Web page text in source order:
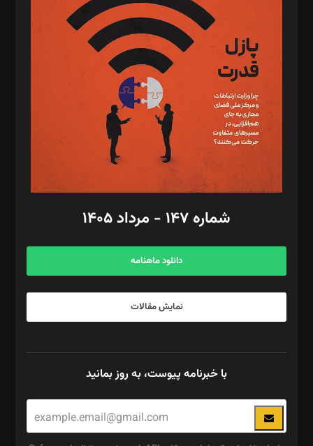
د‌بیر تحریریه آنلاین: بابک نقاش
تحریریه‌: مجتبی محمود‌ی، آرش برهمند، یسنا امان‌پور، سروش کرمیان،
مصطفی مسجدی آرانی، ابوالفضل رجبی، زهرا فکرانه، فائزه فتحی
رستمی،مصطفی باستان
ویرایش: نگار استاد‌‌آقا
طراح یونیفرم: مجید توکلی
فیلمبرداری و عکاسی: امیر شفیعی، مانی لطفی زاده
گرافیک و صفحه‌آرایی: سید‌سبحان‌علی ثابت
مد‌یر توسعه تجاری: کامبیز برید‌
امور مالی: شاپور رهبری، محمد‌ کاظمی‌نیا
آگهی و مشترکین: ۰۹۱۹۹۹۹۰۴۵۴
شماره ۱۴۷ - مرداد ۱۴۰۵
دانلود ماهنامه
نمایش مقالات
با خبرنامه پیوست، به روز بمانید